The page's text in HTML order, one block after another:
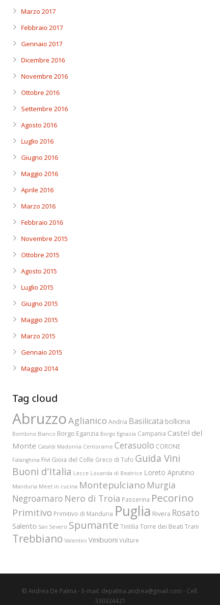
Marzo 2017
Febbraio 2017
Gennaio 2017
Dicembre 2016
Novembre 2016
Ottobre 2016
Settembre 2016
Agosto 2016
Luglio 2016
Giugno 2016
Maggio 2016
Aprile 2016
Marzo 2016
Febbraio 2016
Novembre 2015
Ottobre 2015
Agosto 2015
Luglio 2015
Giugno 2015
Maggio 2015
Marzo 2015
Gennaio 2015
Maggio 2014
Tag cloud
AbruzzoAglianico Andria Basilicata bollicina
Bombino Bianco Borgo Eganzia Borgo Egnazia Campania Castel del
Monte Cataldi Madonna Centorame Cerasuolo CORONE
Falanghina Fivi Gioia del Colle Greco di Tufo Guida Vini
Buoni d'Italia Lecce Locanda di Beatrice Loreto Aprutino
Manduria Meet in cucina Montepulciano Murgia
Negroamaro Nero di Troia Passerina Pecorino
Primitivo Primitivo di Manduria Puglia Rivera Rosato
Salento San Severo Spumante Tintilia Torre dei Beati Trani
Trebbiano Valentini Vinibuoni Vulture
© Andrea De Palma - E-mail: depalma.andrea@gmail.com - Cell.
330324421